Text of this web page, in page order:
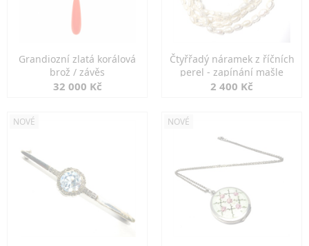
Grandiozní zlatá korálová
brož / závěs
32 000 Kč
Čtyřřadý náramek z říčních
perel - zapínání mašle
2 400 Kč
NOVÉ NOVÉ